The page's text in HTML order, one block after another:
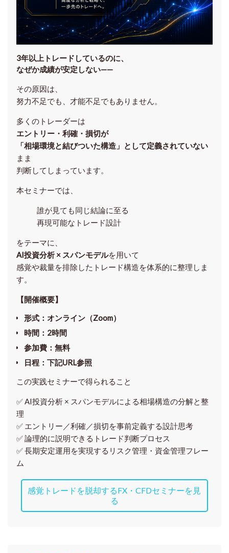
3年以上トレードしているのに、
なぜか成績が安定しない——
その原因は、
努力不足でも、才能不足でもありません。
多くのトレーダーは
エントリー・利確・損切が
「相場環境と結びついた構造」として定義されていない
まま
判断してしまっています。
本セミナーでは、
誰が見ても同じ結論に至る
再現可能なトレード設計
をテーマに、
AI投資分析 × スパンモデルを用いて
感覚や裁量を排除したトレード構造を体系的に整理しま
す。
【開催概要】
形式：オンライン（Zoom）
時間：2時間
参加費：無料
日程：下記URL参照
この実践セミナーで得られること
✅ AI投資分析 × スパンモデルによる相場構造の分解と整
理
✅ エントリー／利確／損切を事前定義する設計思考
✅ 論理的に説明できるトレード判断プロセス
✅ 長期安定運用を実現するリスク管理・資金管理フレー
ム
感覚トレードを脱却するFX・CFDセミナーを見
る